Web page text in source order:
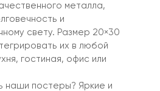
металла,
и
свету. Размер 20×30
их в любой
гостиная, офис или
наши постеры? Яркие и